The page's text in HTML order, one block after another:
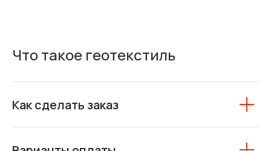
Что такое геотекстиль
Как сделать заказ